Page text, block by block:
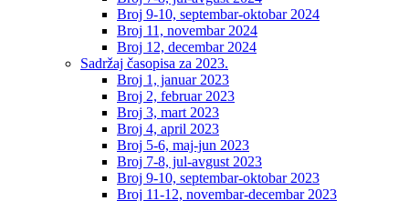
Broj 9-10, septembar-oktobar 2024
Broj 11, novembar 2024
Broj 12, decembar 2024
Sadržaj časopisa za 2023.
Broj 1, januar 2023
Broj 2, februar 2023
Broj 3, mart 2023
Broj 4, april 2023
Broj 5-6, maj-jun 2023
Broj 7-8, jul-avgust 2023
Broj 9-10, septembar-oktobar 2023
Broj 11-12, novembar-decembar 2023